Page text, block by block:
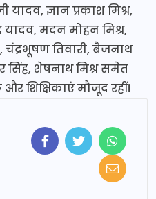
यादव, ज्ञान प्रकाश मिश्र,
मदन मोहन मिश्र,
चंद्रभूषण तिवारी, बैजनाथ
सिंह, शेषनाथ मिश्र समेत
शिक्षिकाएं मौजूद रहीं।